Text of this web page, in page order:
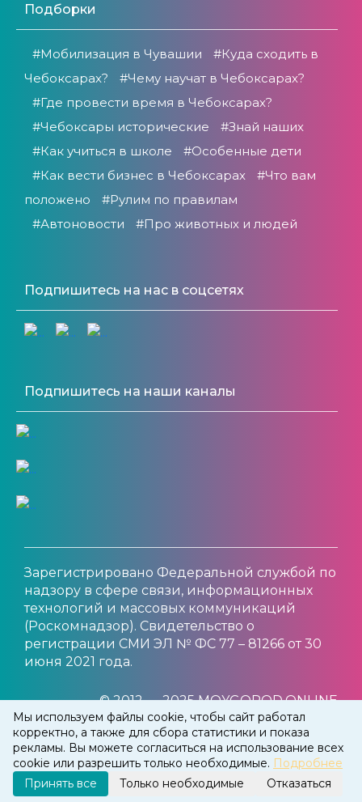
Мы используем файлы cookie, чтобы сайт работал
корректно, а также для сбора статистики и показа
рекламы. Вы можете согласиться на использование всех
cookie или разрешить только необходимые. Подробнее
Принять все
Только необходимые Отказаться
Подборки
#Мобилизация в Чувашии
#Куда сходить в
Чебоксарах?
#Чему научат в Чебоксарах?
#Где провести время в Чебоксарах?
#Чебоксары исторические
#Знай наших
#Как учиться в школе
#Особенные дети
#Как вести бизнес в Чебоксарах
#Что вам
положено
#Рулим по правилам
#Автоновости
#Про животных и людей
Подпишитесь на нас в соцсетях
Подпишитесь на наши каналы
Зарегистрировано Федеральной службой по
надзору в сфере связи, информационных
технологий и массовых коммуникаций
(Роскомнадзор). Свидетельство о
регистрации СМИ ЭЛ № ФС 77 – 81266 от 30
июня 2021 года.
© 2012 — 2025 MOYGOROD.ONLINE